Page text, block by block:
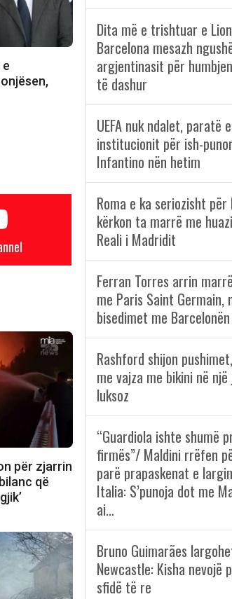
për zjarrin
që
Dita më e trishtuar e
Barcelona mesazh
argjentinasit për
të dashur
UEFA nuk ndalet, paratë e
institucionit për ish-
Infantino nën hetim
Roma e ka seriozisht për
kërkon ta marrë me
Reali i Madridit
Ferran Torres arrin
me Paris Saint Germain,
bisedimet me Barcelonën
Rashford shijon
me vajza me bikini në
luksoz
“Guardiola ishte shumë
firmës”/ Maldini rrëfen
parë prapaskenat e
Italia: S’punoja dot me
ai…
Bruno Guimarães
Newcastle: Kisha nevojë
sfidë të re